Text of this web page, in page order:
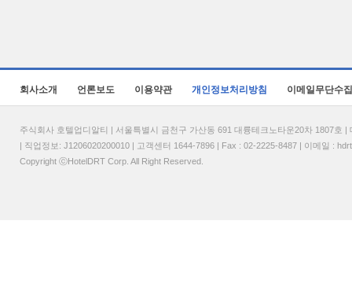
회사소개 언론보도 이용약관 개인정보처리방침 이메일무단수
주식회사 호텔업디알티 | 서울특별시 금천구 가산동 691 대륭테크노타운20차 1807
| 직업정보: J1206020200010 | 고객센터 1644-7896 | Fax : 02-2225-8487 | 이메일 :
Copyright ⓒHotelDRT Corp. All Right Reserved.